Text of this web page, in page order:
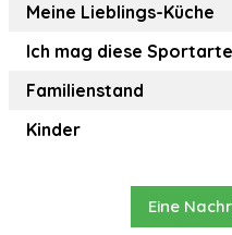
Meine Lieblings-Küche
Ich mag diese
Familienstand
Kinder
Eine